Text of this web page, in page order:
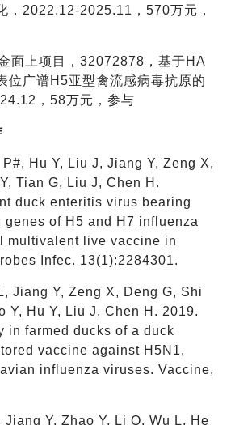
，2022.12-2025.11，570万元 ，
面上项目，32072878，基于HA
位广谱H5亚型禽流感病毒抗原的
，58万元 ，参与
Hu Y, Liu J, Jiang Y, Zeng X,
Tian G, Liu J, Chen H.
duck enteritis virus bearing
of H5 and H7 influenza
multivalent live vaccine in
Infec. 13(1):2284301.
Jiang Y, Zeng X, Deng G, Shi
Y, Hu Y, Liu J, Chen H. 2019.
in farmed ducks of a duck
vaccine against H5N1,
influenza viruses. Vaccine,
Y, Zhao Y, Li Q, Wu L, He